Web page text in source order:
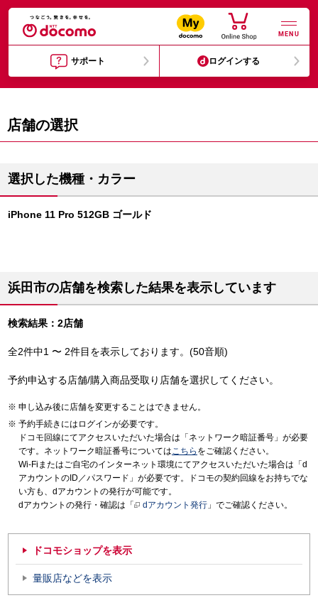
MENU
サポート ログインする
店舗の選択
選択した機種・カラー
iPhone 11 Pro 512GB ゴールド
浜田市の店舗を検索した結果を表示しています
検索結果：2店舗
全2件中1 〜 2件目を表示しております。(50音順)
予約申込する店舗/購入商品受取り店舗を選択してください。
申し込み後に店舗を変更することはできません。
予約手続きにはログインが必要です。
ドコモ回線にてアクセスいただいた場合は「ネットワーク暗証番号」が必要
です。ネットワーク暗証番号についてはこちら をご確認ください。
Wi-Fiまたはご自宅のインターネット環境にてアクセスいただいた場合は「d
アカウントのID／パスワード」が必要です。ドコモの契約回線をお持ちでな
い方も、dアカウントの発行が可能です。
dアカウントの発行・確認は「
dアカウント発行 」でご確認ください。
ドコモショップを表示
量販店などを表示